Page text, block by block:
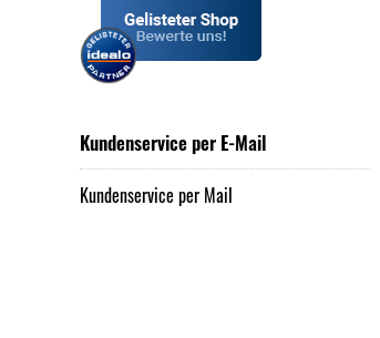
Kundenservice per E-Mail
Kundenservice per Mail